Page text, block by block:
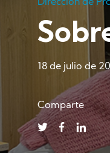
Dirección de
18 de julio de
Comparte